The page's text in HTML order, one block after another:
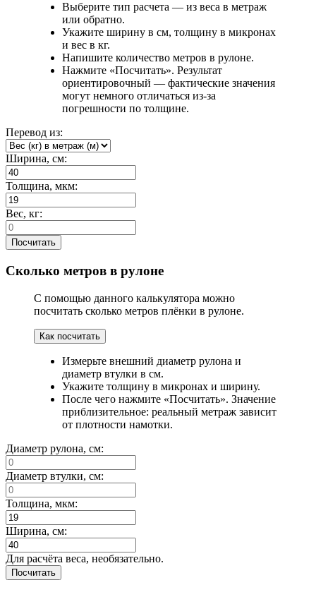
Выберите тип расчета — из веса в метраж
или обратно.
Укажите ширину в см, толщину в микронах
и вес в кг.
Напишите количество метров в рулоне.
Нажмите «Посчитать». Результат
ориентировочный — фактические значения
могут немного отличаться из-за
погрешности по толщине.
Перевод из:
Ширина, см:
Толщина, мкм:
Вес, кг:
Посчитать
Сколько метров в рулоне
С помощью данного калькулятора можно
посчитать сколько метров плёнки в рулоне.
Как посчитать
Измерьте внешний диаметр рулона и
диаметр втулки в см.
Укажите толщину в микронах и ширину.
После чего нажмите «Посчитать». Значение
приблизительное: реальный метраж зависит
от плотности намотки.
Диаметр рулона, см:
Диаметр втулки, см:
Толщина, мкм:
Ширина, см:
Для расчёта веса, необязательно.
Посчитать